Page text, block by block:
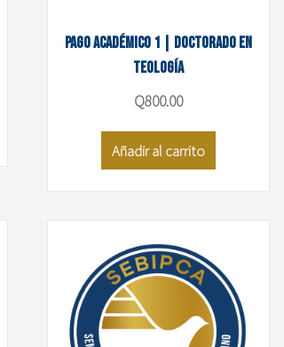
Pago académico 1 | Doctorado en
Teología
Q800.00
Añadir al carrito